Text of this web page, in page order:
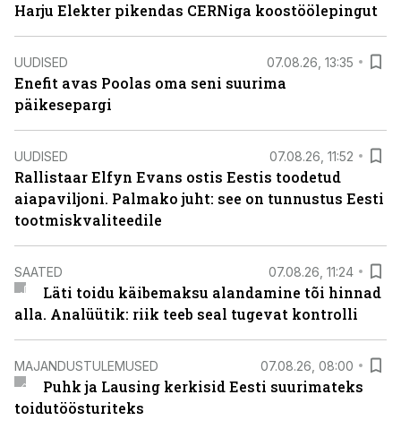
Harju Elekter pikendas CERNiga koostöölepingut
UUDISED 07.08.26, 13:35
Enefit avas Poolas oma seni suurima
päikesepargi
UUDISED 07.08.26, 11:52
Rallistaar Elfyn Evans ostis Eestis toodetud
aiapaviljoni. Palmako juht: see on tunnustus Eesti
tootmiskvaliteedile
SAATED 07.08.26, 11:24
Läti toidu käibemaksu alandamine tõi hinnad
alla. Analüütik: riik teeb seal tugevat kontrolli
MAJANDUSTULEMUSED 07.08.26, 08:00
Puhk ja Lausing kerkisid Eesti suurimateks
toidutöösturiteks